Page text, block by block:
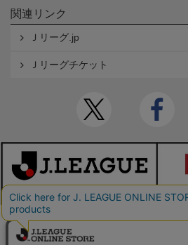
関連リンク
Ｊリーグ.jp
Ｊリーグチケット
本サイトで使用している文章・画像等の無断で